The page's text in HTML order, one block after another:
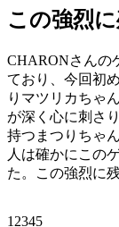
この強烈に
CHARONさんの
ており、今回初
りマツリカちゃ
が深く心に刺さ
持つまつりちゃ
人は確かにこの
た。この強烈に
12345